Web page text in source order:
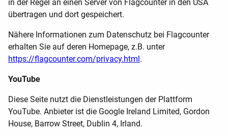
in der Regel an einen Server von Flagcounter in den USA
übertragen und dort gespeichert.
Nähere Informationen zum Datenschutz bei Flagcounter
erhalten Sie auf deren Homepage, z.B. unter
https://flagcounter.com/privacy.html.
YouTube
Diese Seite nutzt die Dienstleistungen der Plattform
YouTube. Anbieter ist die Google Ireland Limited, Gordon
House, Barrow Street, Dublin 4, Irland.